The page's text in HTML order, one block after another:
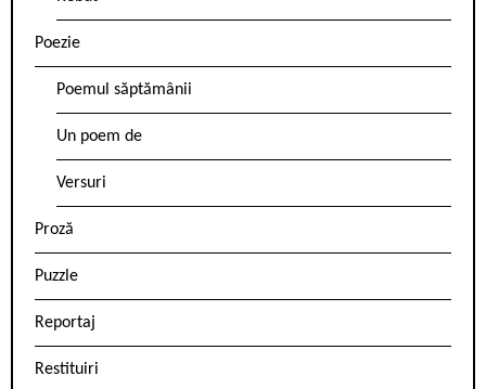
Poezie
Poemul săptămânii
Un poem de
Versuri
Proză
Puzzle
Reportaj
Restituiri